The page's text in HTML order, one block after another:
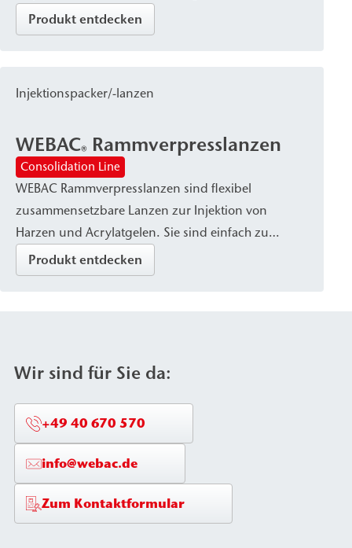
zeichnet sich durch hohe Dosiergenauigkeit sowie
eine robuste, baustellentaugliche Bauweise aus und
wird zur Baugrubenabdichtung sowie für
Hohlräumen eingesetzt.
Produkt entdecken
Injektionspacker/-lanzen
WEBAC® Rammverpresslanzen
Consolidation Line
WEBAC Rammverpresslanzen sind flexibel
zusammensetzbare Lanzen zur Injektion von
Harzen und Acrylatgelen. Sie sind einfach zu
handhaben und werden zur Untergrund- und
Fundamentstabilisierung sowie zur
Produkt entdecken
Wir sind für Sie da:
+49 40 670 570
info@webac.de
Zum Kontaktformular